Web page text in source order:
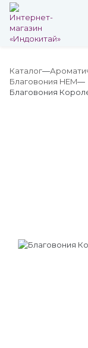
Каталог
Благовония HEM
Благовония